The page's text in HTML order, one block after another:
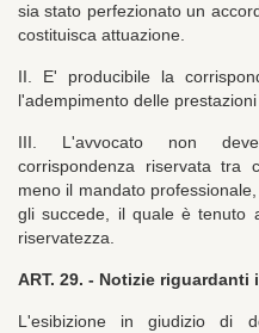
sia stato perfezionato un
costituisca attuazione.
II. E' producibile la
l'adempimento delle prestazioni
III. L'avvocato non
corrispondenza riservata tra
meno il mandato
gli succede, il quale è tenuto
riservatezza.
ART. 29. - Notizie riguardanti
L'esibizione in giudizio di